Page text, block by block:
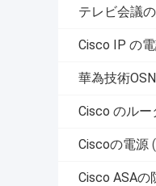
テレビ会議
Cisco IP の
華為技術OSN
Cisco のル
Ciscoの電源
Cisco ASAの